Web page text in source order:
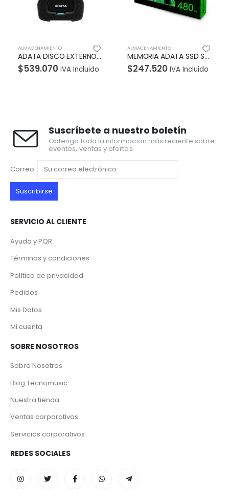
ALMACENAMIENTO
ADATA DISCO EXTERNO ANTIGOLPES/SALPICADURAS HD330 4TB NEGRO
$539.070 IVA Incluido
ALMACENAMIENTO
MEMORIA ADATA SSD SATA M.2 MODELO SU650NS38 480GB
$247.520 IVA Incluido
Suscríbete a nuestro boletín
Obtenga toda la información más reciente sobre
eventos, ventas y ofertas.
Correo:
SERVICIO AL CLIENTE
Ayuda y PQR
Términos y condiciones
Política de privacidad
Pedidos
Mis Datos
Mi cuenta
SOBRE NOSOTROS
Sobre Nosotros
Blog Tecnomusic
Nuestra tienda
Ventas corporativas
Servicios corporativos
REDES SOCIALES